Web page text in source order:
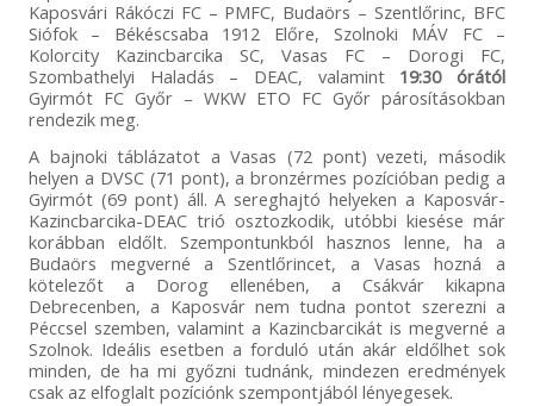
Kaposvári Rákóczi FC – PMFC, Budaörs – Szentlőrinc, BFC
Siófok – Békéscsaba 1912 Előre, Szolnoki MÁV FC –
Kolorcity Kazincbarcika SC, Vasas FC – Dorogi FC,
Szombathelyi Haladás – DEAC, valamint 19:30 órától
Gyirmót FC Győr – WKW ETO FC Győr párosításokban
rendezik meg.
A bajnoki táblázatot a Vasas (72 pont) vezeti, második
helyen a DVSC (71 pont), a bronzérmes pozícióban pedig a
Gyirmót (69 pont) áll. A sereghajtó helyeken a Kaposvár-
Kazincbarcika-DEAC trió osztozkodik, utóbbi kiesése már
korábban eldőlt. Szempontunkból hasznos lenne, ha a
Budaörs megverné a Szentlőrincet, a Vasas hozná a
kötelezőt a Dorog ellenében, a Csákvár kikapna
Debrecenben, a Kaposvár nem tudna pontot szerezni a
Péccsel szemben, valamint a Kazincbarcikát is megverné a
Szolnok. Ideális esetben a forduló után akár eldőlhet sok
minden, de ha mi győzni tudnánk, mindezen eredmények
csak az elfoglalt pozíciónk szempontjából lényegesek.